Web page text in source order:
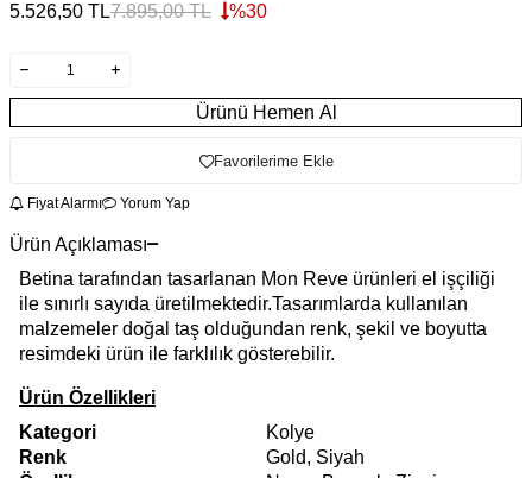
5.526,50 TL7.895,00TL %30
Ürünü Hemen Al
Favorilerime Ekle
Fiyat Alarmı Yorum Yap
Ürün Açıklaması
Betina tarafından tasarlanan Mon Reve ürünleri el işçiliği
ile sınırlı sayıda üretilmektedir.Tasarımlarda kullanılan
malzemeler doğal taş olduğundan renk, şekil ve boyutta
resimdeki ürün ile farklılık gösterebilir.
Ürün Özellikleri
Kategori
Kolye
Renk
Gold, Siyah